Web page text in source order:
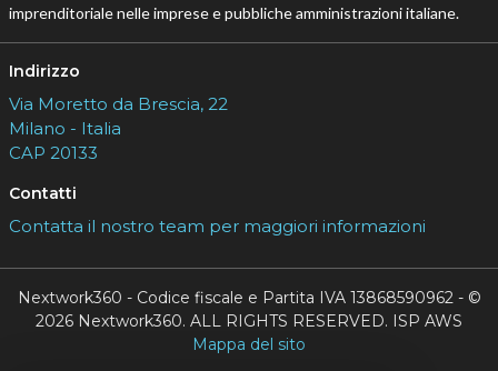
imprenditoriale nelle imprese e pubbliche amministrazioni italiane.
Indirizzo
Via Moretto da Brescia, 22
Milano - Italia
CAP 20133
Contatti
Contatta il nostro team per maggiori informazioni
Nextwork360 - Codice fiscale e Partita IVA 13868590962 - ©
2026 Nextwork360. ALL RIGHTS RESERVED. ISP AWS
Mappa del sito